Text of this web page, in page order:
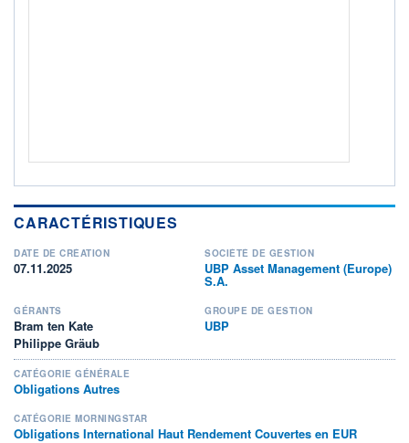
3/7
+ PORTEFEUILLE + LISTE
CARACTÉRISTIQUES
DATE DE CRÉATION
07.11.2025
SOCIÉTÉ DE GESTION
UBP Asset Management (Europe)
S.A.
GÉRANTS
Bram ten Kate
Philippe Gräub
GROUPE DE GESTION
UBP
CATÉGORIE GÉNÉRALE
Obligations Autres
CATÉGORIE MORNINGSTAR
Obligations International Haut Rendement Couvertes en EUR